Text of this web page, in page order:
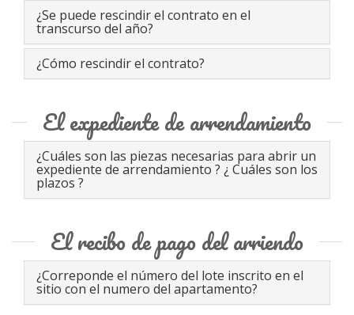
¿Se puede rescindir el contrato en el
transcurso del año?
¿Cómo rescindir el contrato?
El expediente de arrendamiento
¿Cuáles son las piezas necesarias para abrir un
expediente de arrendamiento ? ¿ Cuáles son los
plazos ?
El recibo de pago del arriendo
¿Correponde el número del lote inscrito en el
sitio con el numero del apartamento?